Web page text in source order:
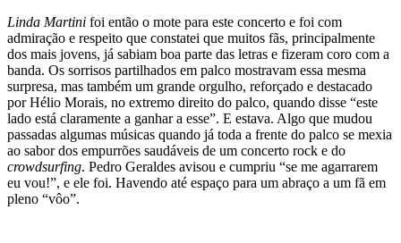
Linda Martini foi então o mote para este concerto e foi com
admiração e respeito que constatei que muitos fãs, principalmente
dos mais jovens, já sabiam boa parte das letras e fizeram coro com a
banda. Os sorrisos partilhados em palco mostravam essa mesma
surpresa, mas também um grande orgulho, reforçado e destacado
por Hélio Morais, no extremo direito do palco, quando disse “este
lado está claramente a ganhar a esse”. E estava. Algo que mudou
passadas algumas músicas quando já toda a frente do palco se mexia
ao sabor dos empurrões saudáveis de um concerto rock e do
crowdsurfing. Pedro Geraldes avisou e cumpriu “se me agarrarem
eu vou!”, e ele foi. Havendo até espaço para um abraço a um fã em
pleno “vôo”.